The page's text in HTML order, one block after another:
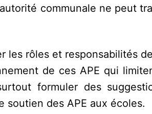
communale ne peut
les rôles et responsabilités
de ces APE qui
formuler des
soutien des APE aux écoles.